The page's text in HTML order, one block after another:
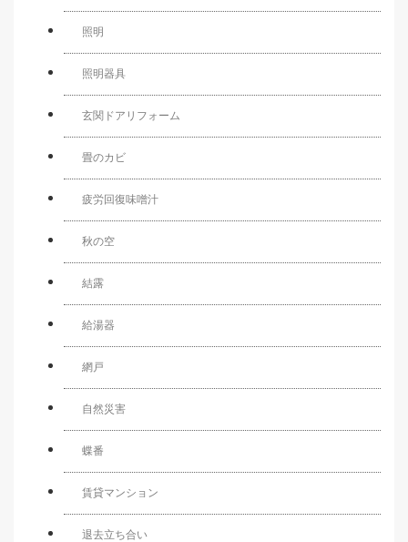
照明
照明器具
玄関ドアリフォーム
畳のカビ
疲労回復味噌汁
秋の空
結露
給湯器
網戸
自然災害
蝶番
賃貸マンション
退去立ち合い